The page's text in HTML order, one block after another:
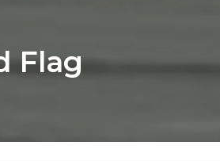
Flag